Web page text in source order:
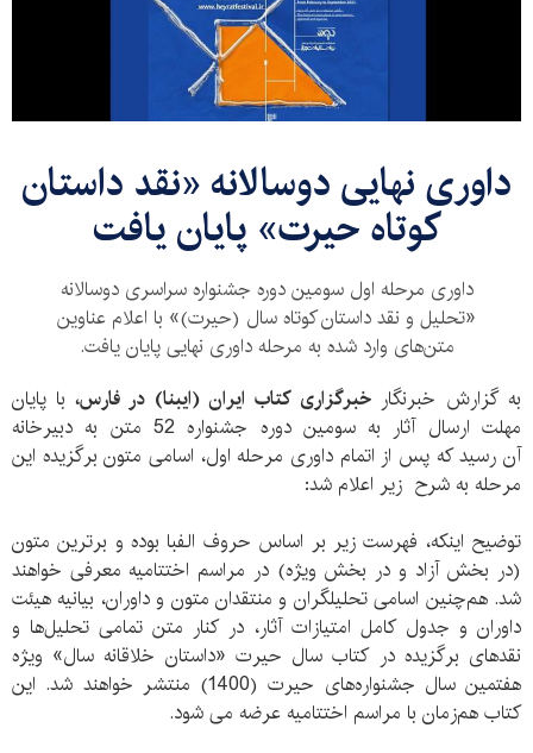
داوری نهایی دوسالانه «نقد داستان
کوتاه حیرت» پایان یافت
داوری مرحله اول سومین دوره جشنواره سراسری دوسالانه
«تحلیل و نقد داستان کوتاه سال (حیرت)» با اعلام عناوین
متن‌های وارد شده به مرحله داوری نهایی پایان یافت.
به گزارش خبرنگارخبرگزاری کتاب ایران (ایبنا) در فارس، با پایان
مهلت ارسال آثار به سومین دوره جشنواره 52 متن به دبیرخانه
آن رسید که پس از اتمام داوری مرحله اول، اسامی متون برگزیده این
مرحله به شرح زیر اعلام شد:
توضیح اینکه، فهرست زیر بر اساس حروف الفبا بوده و برترین متون
(در بخش آزاد و در بخش ویژه) در مراسم اختتامیه معرفی خواهند
شد. هم‌چنین اسامی تحلیلگران و منتقدان متون و داوران، بیانیه هیئت
داوران و جدول کامل امتیازات آثار، در کنار متن تمامی تحلیل‌ها و
نقدهای برگزیده در کتاب سال حیرت «داستان خلاقانه سال» ویژه
هفتمین سال جشنواره‌های حیرت (1400) منتشر خواهند شد. این
کتاب هم‌زمان با مراسم اختتامیه عرضه می شود.